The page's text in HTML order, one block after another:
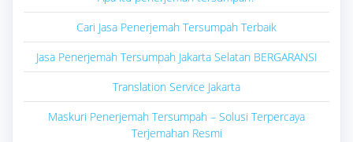
Cari Jasa Penerjemah Tersumpah Terbaik
Jasa Penerjemah Tersumpah Jakarta Selatan BERGARANSI
Translation Service Jakarta
Maskuri Penerjemah Tersumpah – Solusi Terpercaya
Terjemahan Resmi